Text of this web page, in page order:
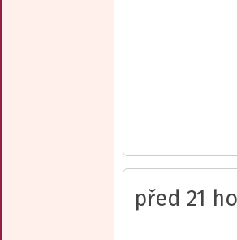
před 21